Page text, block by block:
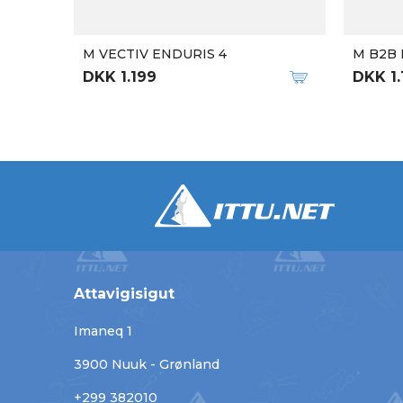
M VECTIV ENDURIS 4
DKK 1.199
M B2B
DKK
Attavigisigut
Imaneq 1
3900 Nuuk - Grønland
+299 382010